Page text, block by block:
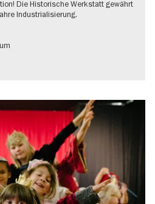
Die Historische Werkstatt gewährt
Industrialisierung.